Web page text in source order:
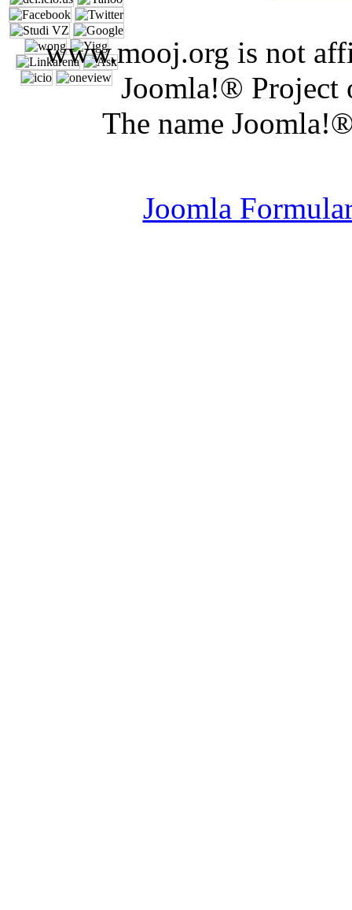
www.mooj.org is not
Joomla!® Project
The name
Joomla